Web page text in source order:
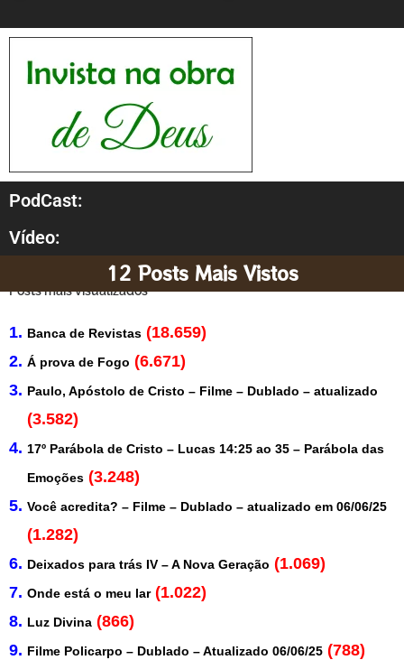
PodCast:
Vídeo:
12 Posts Mais Vistos
Posts mais visualizados
Banca de Revistas (18.659)
Á prova de Fogo (6.671)
Paulo, Apóstolo de Cristo – Filme – Dublado – atualizado
(3.582)
17º Parábola de Cristo – Lucas 14:25 ao 35 – Parábola das
Emoções (3.248)
Você acredita? – Filme – Dublado – atualizado em 06/06/25
(1.282)
Deixados para trás IV – A Nova Geração (1.069)
Onde está o meu lar (1.022)
Luz Divina (866)
Filme Policarpo – Dublado – Atualizado 06/06/25 (788)